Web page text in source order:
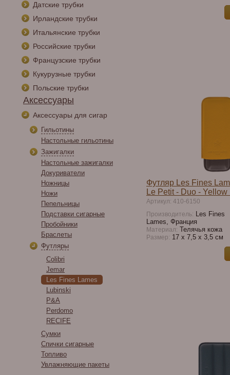
Датские трубки
Ирландские трубки
Итальянские трубки
Российские трубки
Французские трубки
Кукурузные трубки
Польские трубки
Аксессуары
Аксессуары для сигар
Гильотины
Настольные гильотины
Зажигалки
Настольные зажигалки
Докуриватели
Ножницы
Ножи
Пепельницы
Подставки сигарные
Пробойники
Браслеты
Футляры
Colibri
Jemar
Les Fines Lames
Lubinski
P&A
Perdomo
RECIFE
Сумки
Спички сигарные
Топливо
Увлажняющие пакеты
Футляр Les Fines
Le Petit - Duo -
Артикул: 410-6150
Производитель: Les Fines
Lames, Франция
Материал: Телячья кожа
Размер: 17 х 7,5 х 3,5 см